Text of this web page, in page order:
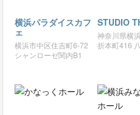
横浜パラダイスカフ
ェ
横浜市中区住吉町6-72
シャンローゼ関内B1
STUDIO
神奈川県横
折本町416